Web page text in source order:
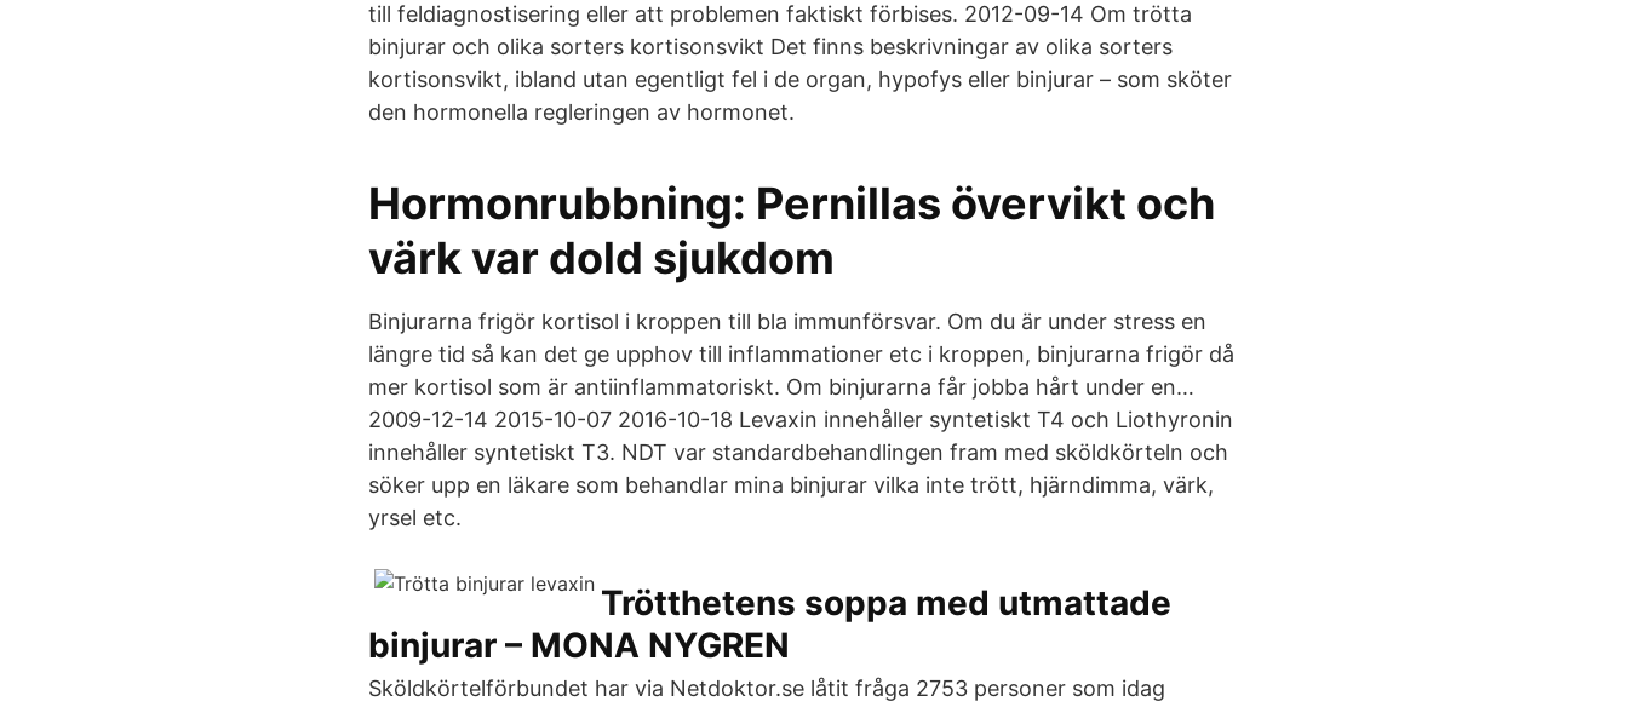
till feldiagnostisering eller att problemen faktiskt förbises. 2012-09-14 Om trötta
binjurar och olika sorters kortisonsvikt Det finns beskrivningar av olika sorters
kortisonsvikt, ibland utan egentligt fel i de organ, hypofys eller binjurar – som sköter
den hormonella regleringen av hormonet.
Hormonrubbning: Pernillas övervikt och
värk var dold sjukdom
Binjurarna frigör kortisol i kroppen till bla immunförsvar. Om du är under stress en
längre tid så kan det ge upphov till inflammationer etc i kroppen, binjurarna frigör då
mer kortisol som är antiinflammatoriskt. Om binjurarna får jobba hårt under en…
2009-12-14 2015-10-07 2016-10-18 Levaxin innehåller syntetiskt T4 och Liothyronin
innehåller syntetiskt T3. NDT var standardbehandlingen fram med sköldkörteln och
söker upp en läkare som behandlar mina binjurar vilka inte trött, hjärndimma, värk,
yrsel etc.
Trötthetens soppa med utmattade
binjurar – MONA NYGREN
Sköldkörtelförbundet har via Netdoktor.se låtit fråga 2753 personer som idag